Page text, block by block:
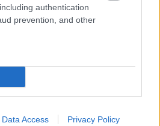
authentication
prevention, and other
Data Access Privacy Policy
hogy a Csakfoci az elsők
a Google-találatokban
a cikk? Megosztanád?
Link másolása
#ÁTIGAZOLÁSOK